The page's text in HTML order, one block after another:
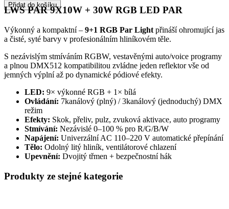
Přidat do košíku
LWS PAR 9X10W + 30W RGB LED PAR
Výkonný a kompaktní – 9+1 RGB Par Light přináší ohromující jas
a čisté, syté barvy v profesionálním hliníkovém těle.
S nezávislým stmíváním RGBW, vestavěnými auto/voice programy
a plnou DMX512 kompatibilitou zvládne jeden reflektor vše od
jemných výplní až po dynamické pódiové efekty.
LED: 9× výkonné RGB + 1× bílá
Ovládání: 7kanálový (plný) / 3kanálový (jednoduchý) DMX
režim
Efekty: Skok, přeliv, pulz, zvuková aktivace, auto programy
Stmívání: Nezávislé 0–100 % pro R/G/B/W
Napájení: Univerzální AC 110–220 V automatické přepínání
Tělo: Odolný litý hliník, ventilátorové chlazení
Upevnění: Dvojitý třmen + bezpečnostní hák
Produkty ze stejné kategorie